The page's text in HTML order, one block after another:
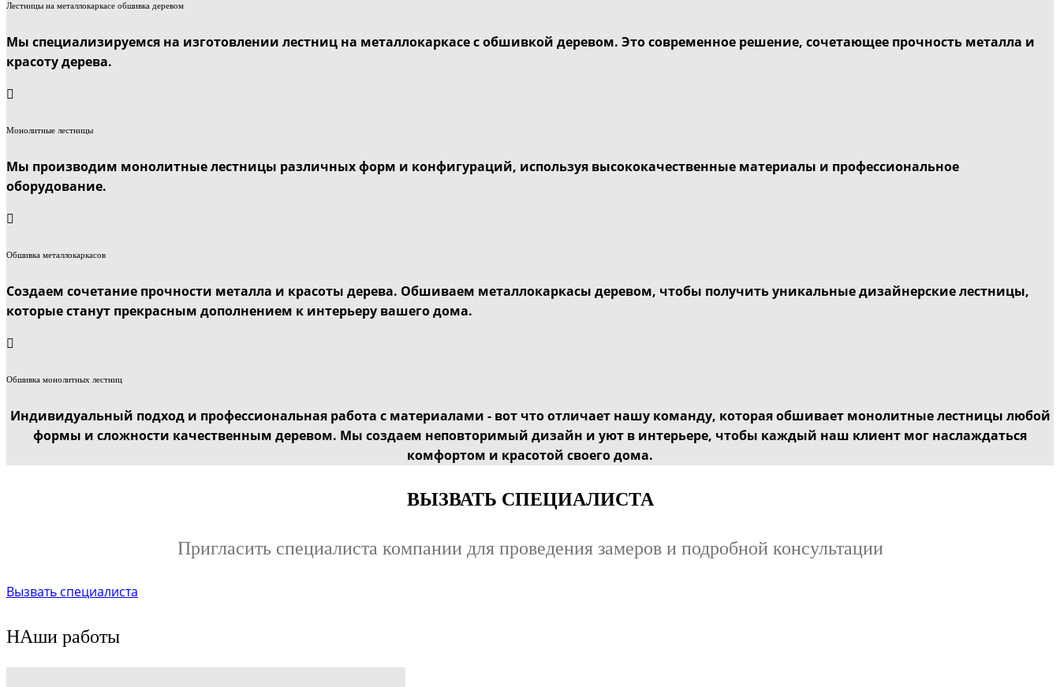
Лестницы на металлокаркасе обшивка деревом
Мы специализируемся на изготовлении лестниц на металлокаркасе с обшивкой деревом. Это современное решение, сочетающее прочность металла и
красоту дерева.
Монолитные лестницы
Мы производим монолитные лестницы различных форм и конфигураций, используя высококачественные материалы и профессиональное
оборудование.
Обшивка металлокаркасов
Создаем сочетание прочности металла и красоты дерева. Обшиваем металлокаркасы деревом, чтобы получить уникальные дизайнерские лестницы,
которые станут прекрасным дополнением к интерьеру вашего дома.
Обшивка монолитных лестниц
Индивидуальный подход и профессиональная работа с материалами - вот что отличает нашу команду, которая обшивает монолитные лестницы любой
формы и сложности качественным деревом. Мы создаем неповторимый дизайн и уют в интерьере, чтобы каждый наш клиент мог наслаждаться
комфортом и красотой своего дома.
ВЫЗВАТЬ СПЕЦИАЛИСТА
Пригласить специалиста компании для проведения замеров и подробной консультации
Вызвать специалиста
НАши работы